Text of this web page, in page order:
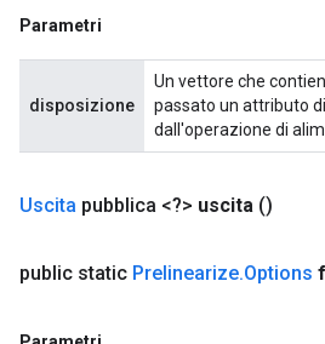
Parametri
disposizione
Un vettore che
passato un attributo
dall'operazione di
Uscita pubblica <?> uscita ()
public static Prelinearize.Options